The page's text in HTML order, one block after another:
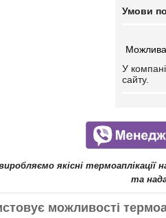
У
сайту.
якісні
та
можливості